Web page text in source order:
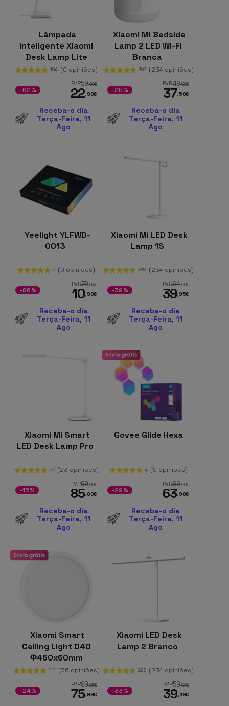
Lâmpada
Inteligente Xiaomi
Desk Lamp Lite
4000K e 600ml
104 (0 opiniões)
PVR59,99€
22,99€
-62%
Receba-o dia
Terça-Feira, 11
Ago
Xiaomi Mi Bedside
Lamp 2 LED Wi-Fi
Branca
302 (234 opiniões)
PVR49,99€
37,50€
-25%
Receba-o dia
Terça-Feira, 11
Ago
Yeelight YLFWD-
0013
6 (0 opiniões)
PVR79,94€
10,99€
-86%
Receba-o dia
Terça-Feira, 11
Ago
Xiaomi Mi LED Desk
Lamp 1S
338 (234 opiniões)
PVR64,99€
39,95€
-39%
Receba-o dia
Terça-Feira, 11
Ago
Xiaomi Mi Smart
LED Desk Lamp Pro
77 (23 opiniões)
PVR99,99€
85,00€
-15%
Receba-o dia
Terça-Feira, 11
Ago
Govee Glide Hexa
4 (0 opiniões)
PVR89,99€
63,98€
-29%
Receba-o dia
Terça-Feira, 11
Ago
Xiaomi Smart
Ceiling Light D40
Φ450x60mm
3000lm
114 (36 opiniões)
PVR99,95€
75,99€
-24%
Xiaomi LED Desk
Lamp 2 Branco
293 (234 opiniões)
PVR59,00€
39,49€
-33%